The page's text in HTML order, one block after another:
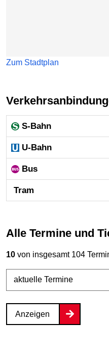
Zum Stadtplan
S-Bahn
U-Bahn
Bus
Tram
Alle Termine und
10 von insgesamt 104
Anzeigen